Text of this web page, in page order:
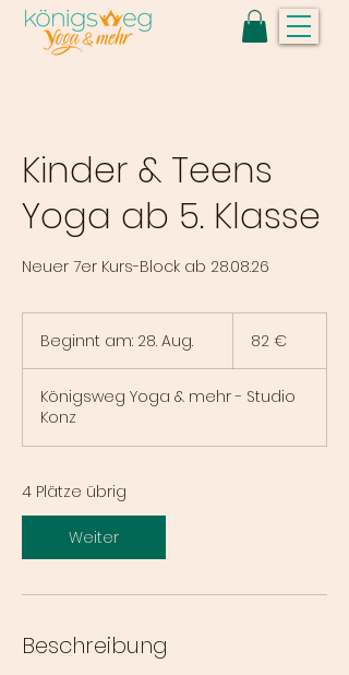
Kinder & Teens
Yoga ab 5. Klasse
Neuer 7er Kurs-Block ab 28.08.26
Beginnt am: 28. Aug.
i
n
.
82 €
Königsweg Yoga & mehr - Studio
Konz
4 Plätze übrig
Weiter
Beschreibung